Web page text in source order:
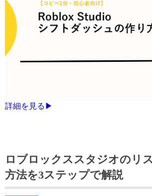
詳細を見る▶
ロブロックススタジオのリ
方法を3ステップで解説